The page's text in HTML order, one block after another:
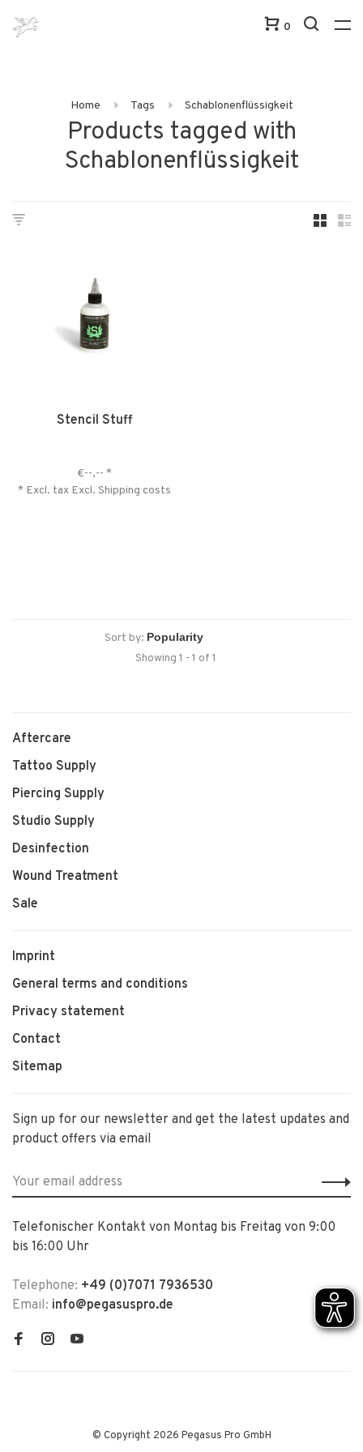
0
Home Tags Schablonenflüssigkeit
Products tagged with
Schablonenflüssigkeit
Stencil Stuff
€--,-- *
* Excl. tax Excl. Shipping costs
Sort by:
Showing 1 - 1 of 1
Aftercare
Tattoo Supply
Piercing Supply
Studio Supply
Desinfection
Wound Treatment
Sale
Imprint
General terms and conditions
Privacy statement
Contact
Sitemap
Sign up for our newsletter and get the latest updates and
product offers via email
Telefonischer Kontakt von Montag bis Freitag von 9:00
bis 16:00 Uhr
Telephone: +49 (0)7071 7936530
Email: info@pegasuspro.de
© Copyright 2026 Pegasus Pro GmbH